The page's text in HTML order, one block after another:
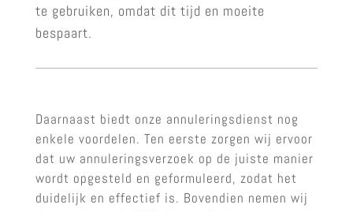
te gebruiken, omdat dit tijd en moeite
bespaart.
Daarnaast biedt onze annuleringsdienst nog
enkele voordelen. Ten eerste zorgen wij ervoor
dat uw annuleringsverzoek op de juiste manier
wordt opgesteld en geformuleerd, zodat het
duidelijk en effectief is. Bovendien nemen wij